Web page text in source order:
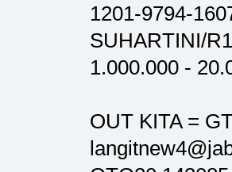
1201-9794-
SUHARTINI/
1.000.000 -
OUT KITA =